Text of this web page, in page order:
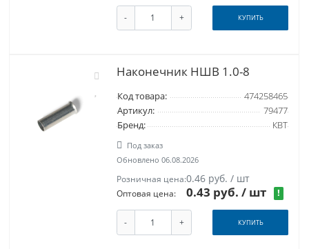
- + КУПИТЬ
Наконечник НШВ 1.0-8
Код товара:
474258465
Артикул:
79477
Бренд:
КВТ
Под заказ
Обновлено 06.08.2026
Розничная цена:0.46 руб. / шт
Оптовая цена: 0.43 руб./ шт !
- + КУПИТЬ